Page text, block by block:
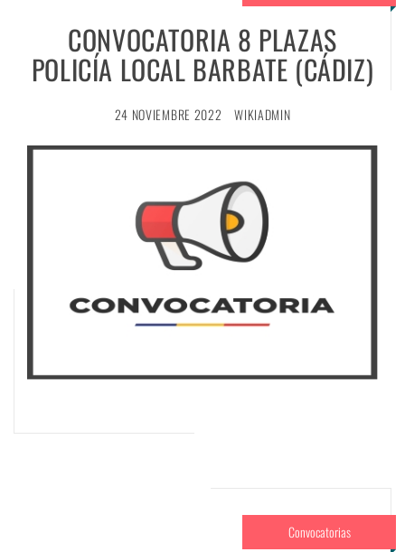
CONVOCATORIA 8 PLAZAS
POLICÍA LOCAL BARBATE (CÁDIZ)
24 NOVIEMBRE 2022 WIKIADMIN
Convocatorias